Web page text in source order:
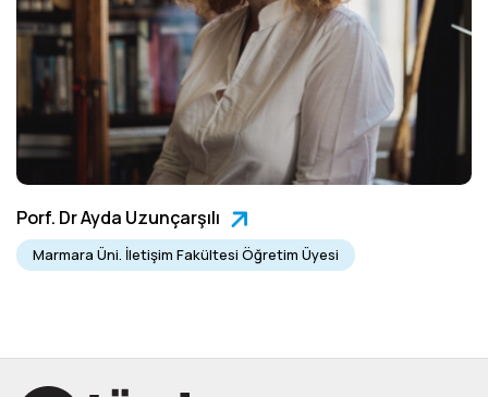
Porf. Dr Ayda Uzunçarşılı
Marmara Üni. İletişim Fakültesi Öğretim Üyesi